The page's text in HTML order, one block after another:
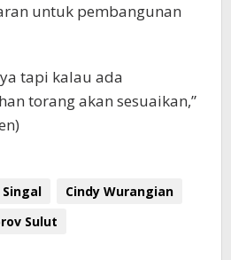
untuk pembangunan
tapi kalau ada
torang akan sesuaikan,”
Cindy Wurangian
Sulut